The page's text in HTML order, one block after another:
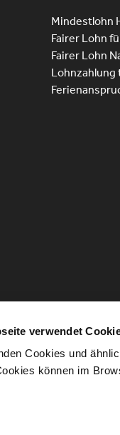
verwendet
Cookies und
können im
Mindestlohn
Fairer Lohn
Fairer Lohn